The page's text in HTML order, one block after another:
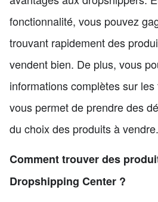
fonctionnalité, vous pouvez
trouvant rapidement des
vendent bien. De plus, vous
informations complètes sur
vous permet de prendre des
du choix des produits à vendre.
Comment trouver des
Dropshipping Center ?